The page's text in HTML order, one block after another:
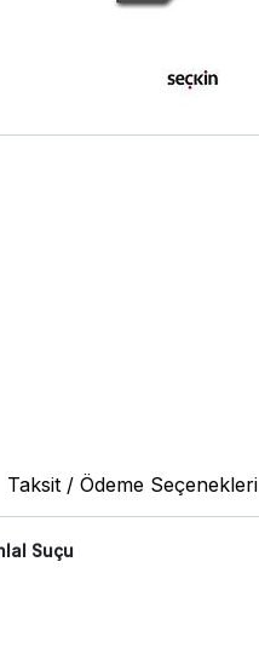
Taksit / Ödeme Seçenekleri
Suçu